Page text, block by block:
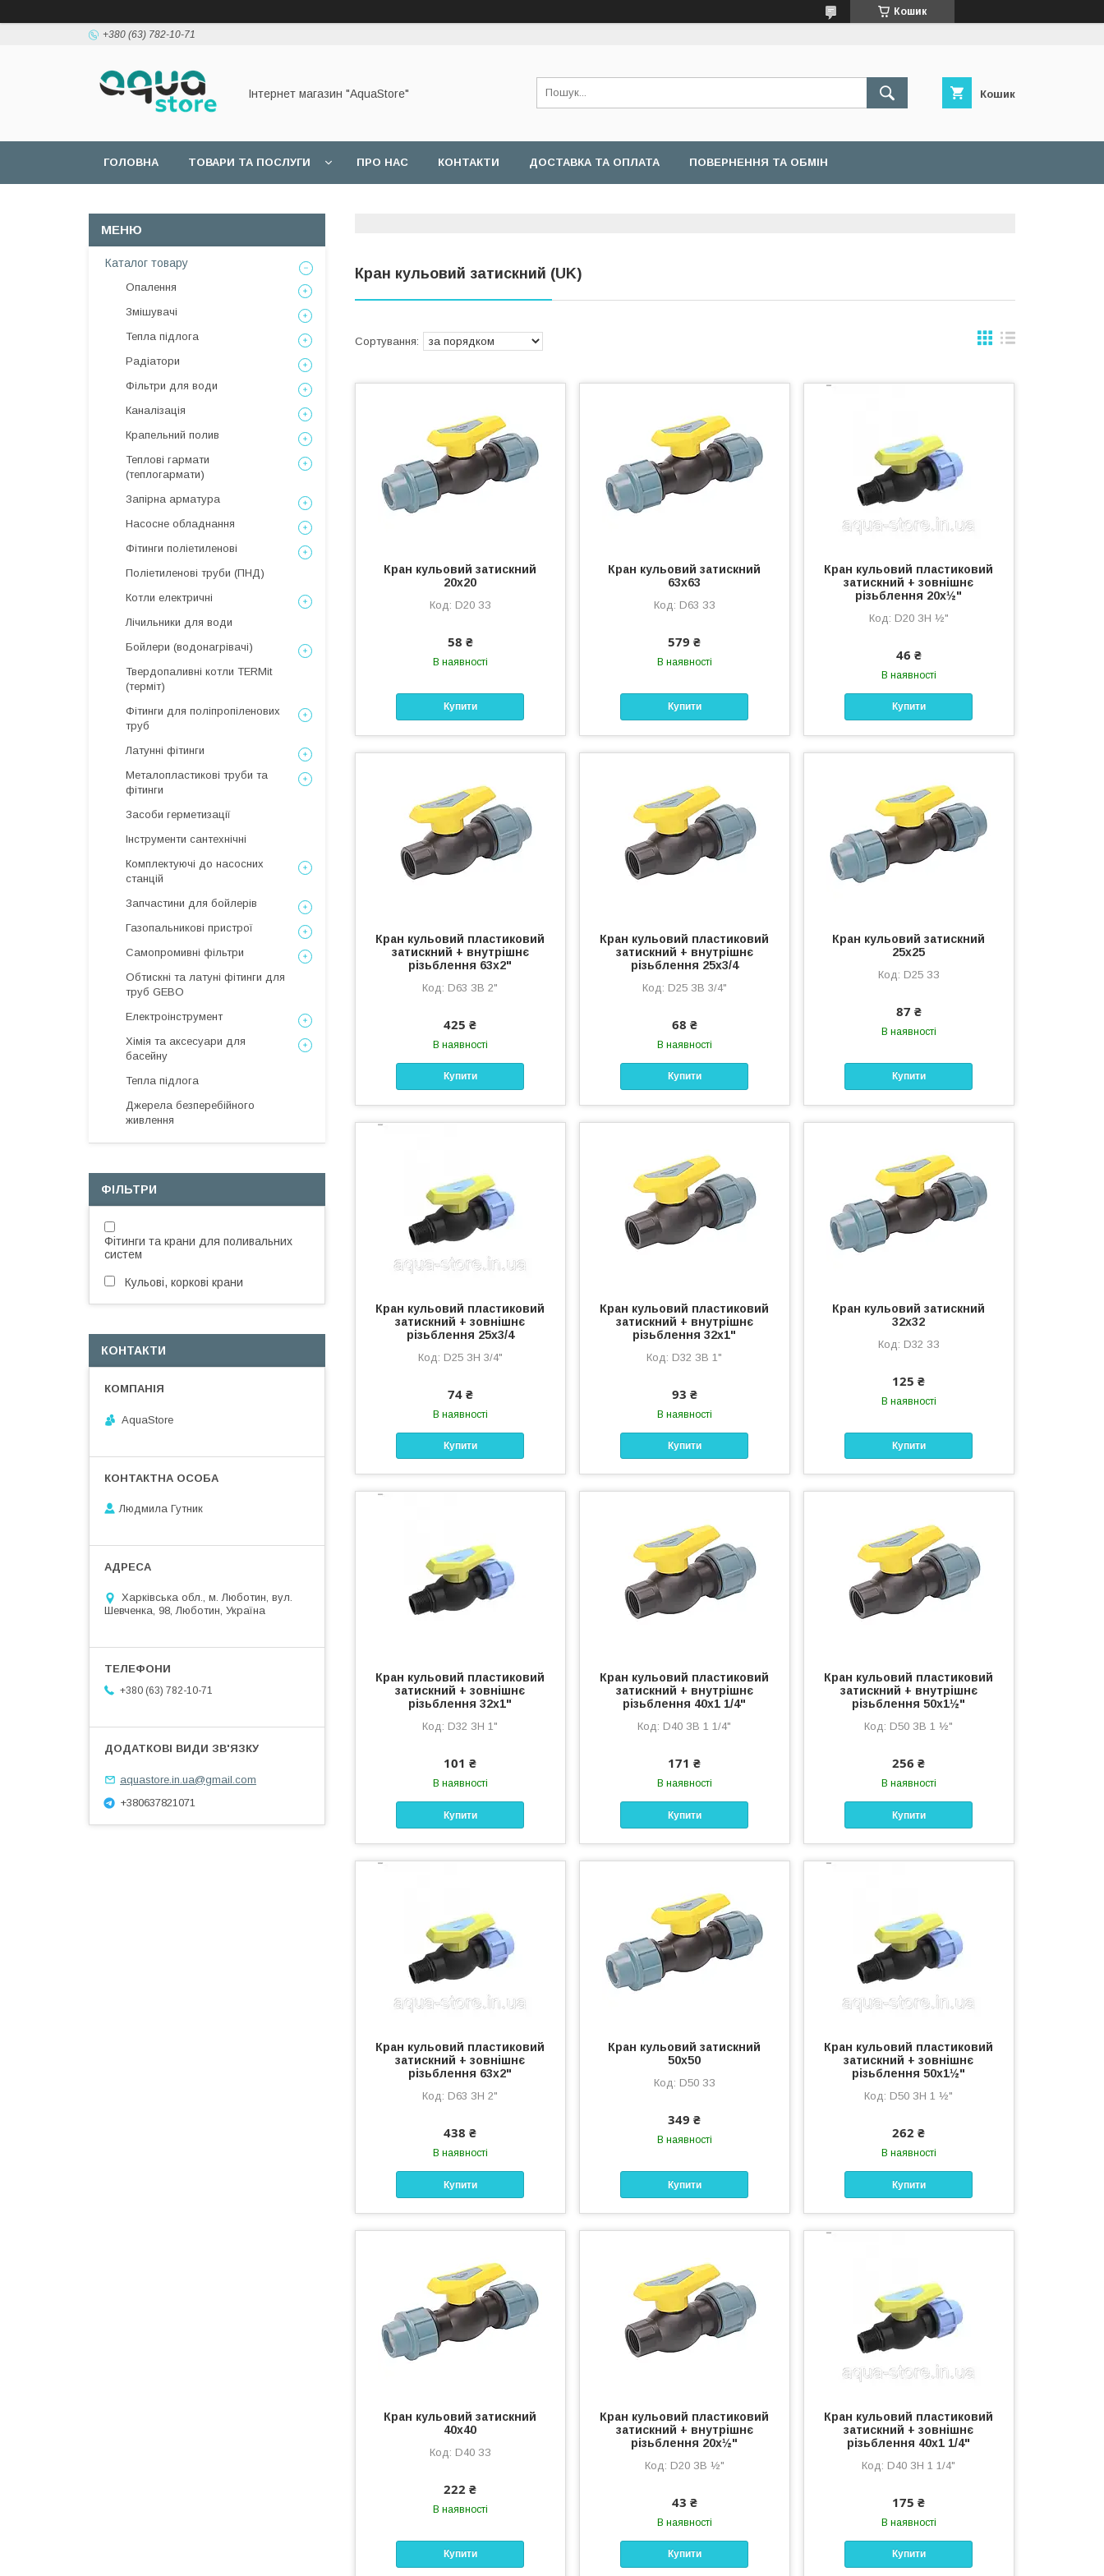
Кошик
+380 (63) 782-10-71
Інтернет магазин "AquaStore" Кошик
ГОЛОВНА ТОВАРИ ТА ПОСЛУГИ ПРО НАС КОНТАКТИ ДОСТАВКА ТА ОПЛАТА ПОВЕРНЕННЯ ТА ОБМІН
Кран кульовий затискний (UK)
Кран кульовий затискний
20х20
D20 ЗЗ
58 ₴
В наявності
Купити
Кран кульовий затискний
63х63
D63 ЗЗ
579 ₴
В наявності
Купити
Кран кульовий пластиковий
затискний + зовнішнє
різьблення 20х½"
D20 ЗН ½"
46 ₴
В наявності
Купити
Кран кульовий пластиковий
затискний + внутрішнє
різьблення 63х2"
D63 ЗВ 2"
425 ₴
В наявності
Купити
Кран кульовий пластиковий
затискний + внутрішнє
різьблення 25х3/4
D25 ЗВ 3/4"
68 ₴
В наявності
Купити
Кран кульовий затискний
25х25
D25 ЗЗ
87 ₴
В наявності
Купити
Кран кульовий пластиковий
затискний + зовнішнє
різьблення 25х3/4
D25 ЗН 3/4"
74 ₴
В наявності
Купити
Кран кульовий пластиковий
затискний + внутрішнє
різьблення 32х1"
D32 ЗВ 1"
93 ₴
В наявності
Купити
Кран кульовий затискний
32х32
D32 ЗЗ
125 ₴
В наявності
Купити
Кран кульовий пластиковий
затискний + зовнішнє
різьблення 32х1"
D32 ЗН 1"
101 ₴
В наявності
Купити
Кран кульовий пластиковий
затискний + внутрішнє
різьблення 40х1 1/4"
D40 ЗВ 1 1/4"
171 ₴
В наявності
Купити
Кран кульовий пластиковий
затискний + внутрішнє
різьблення 50х1½"
D50 ЗВ 1 ½"
256 ₴
В наявності
Купити
Кран кульовий пластиковий
затискний + зовнішнє
різьблення 63х2"
D63 ЗН 2"
438 ₴
В наявності
Купити
Кран кульовий затискний
50х50
D50 ЗЗ
349 ₴
В наявності
Купити
Кран кульовий пластиковий
затискний + зовнішнє
різьблення 50х1½"
D50 ЗН 1 ½"
262 ₴
В наявності
Купити
Кран кульовий затискний
40х40
D40 ЗЗ
222 ₴
В наявності
Купити
Кран кульовий пластиковий
затискний + внутрішнє
різьблення 20х½"
D20 ЗВ ½"
43 ₴
В наявності
Купити
Кран кульовий пластиковий
затискний + зовнішнє
різьблення 40х1 1/4"
D40 ЗН 1 1/4"
175 ₴
В наявності
Купити
Каталог товару
Опалення
Змішувачі
Тепла підлога
Радіатори
Фільтри для води
Каналізація
Крапельний полив
Теплові гармати
(теплогармати)
Запірна арматура
Насосне обладнання
Фітинги поліетиленові
Поліетиленові труби (ПНД)
Котли електричні
Лічильники для води
Бойлери (водонагрівачі)
Твердопаливні котли TERMit
(терміт)
Фітинги для поліпропіленових
труб
Латунні фітинги
Металопластикові труби та
фітинги
Засоби герметизації
Інструменти сантехнічні
Комплектуючі до насосних
станцій
Запчастини для бойлерів
Газопальникові пристрої
Самопромивні фільтри
Обтискні та латуні фітинги для
труб GEBO
Електроінструмент
Хімія та аксесуари для
басейну
Тепла підлога
Джерела безперебійного
живлення
ФІЛЬТРИ
Фітинги та крани для поливальних
систем
Кульові, коркові крани
КОНТАКТИ
AquaStore
Людмила Гутник
Харківська обл., м. Люботин, вул.
Шевченка, 98, Люботин, Україна
+380 (63) 782-10-71
aquastore.in.ua@gmail.com
+380637821071